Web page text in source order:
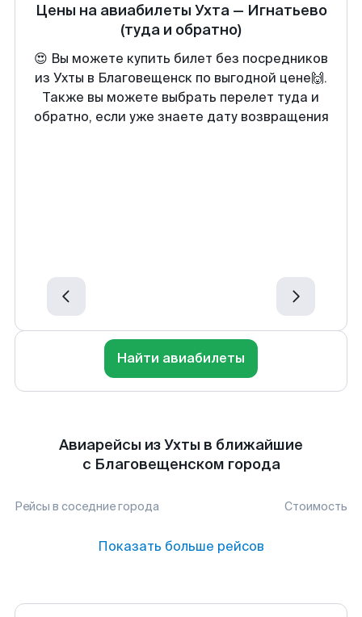
Цены на авиабилеты Ухта— Игнатьево
(туда и обратно)
😍 Вы можете купить билет без посредников
из Ухты в Благовещенск по выгодной цене🙌.
Также вы можете выбрать перелет туда и
обратно, если уже знаете дату возвращения
Найти авиабилеты
Авиарейсы из Ухты в ближайшие
с Благовещенском города
Рейсы в соседние города Стоимость
Показать больше рейсов